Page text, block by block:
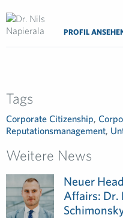
PROFIL
Tags
Corporate Citizenship,
Reputationsmanagement,
Weitere News
Neuer
Affairs: Dr.